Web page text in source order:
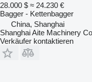
28.000 $ ≈ 24.230 €
Bagger - Kettenbagger
China, Shanghai
Shanghai Aite Machinery
Verkäufer kontaktieren